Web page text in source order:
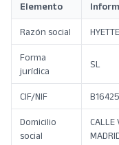
Elemento
Razón social
Forma
jurídica
SL
CIF/NIF
Domicilio
social
CALLE